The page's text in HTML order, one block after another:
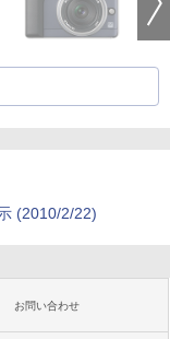
(2010/2/22)
お問い合わせ